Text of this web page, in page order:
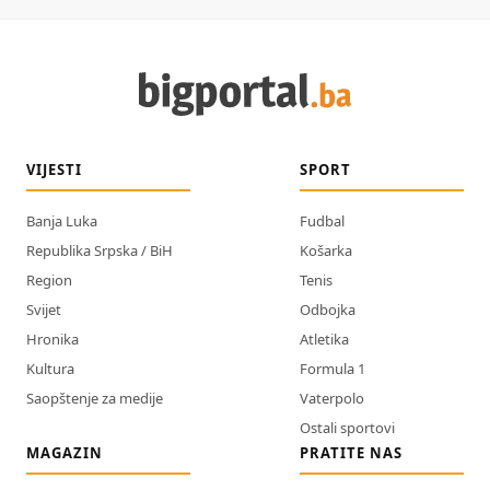
VIJESTI
Banja Luka
Republika Srpska / BiH
Region
Svijet
Hronika
Kultura
Saopštenje za medije
SPORT
Fudbal
Košarka
Tenis
Odbojka
Atletika
Formula 1
Vaterpolo
Ostali sportovi
MAGAZIN
PRATITE NAS